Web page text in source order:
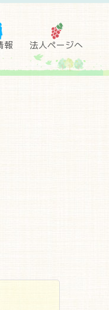
報 法人ページへ